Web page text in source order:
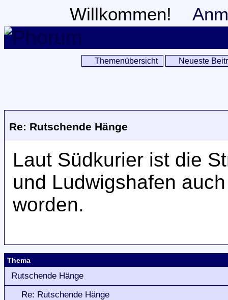
Willkommen!
Themenübersicht Neueste
Re: Rutschende Hänge
Laut Südkurier ist die
und Ludwigshafen
worden.
Thema
Rutschende Hänge
Re: Rutschende Hänge